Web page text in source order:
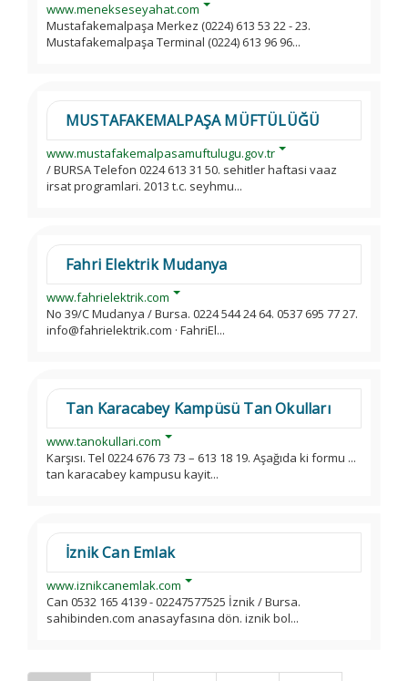
www.menekseseyahat.com
Mustafakemalpaşa Merkez (0224) 613 53 22 - 23.
Mustafakemalpaşa Terminal (0224) 613 96 96...
MUSTAFAKEMALPAŞA MÜFTÜLÜĞÜ
www.mustafakemalpasamuftulugu.gov.tr
/ BURSA Telefon 0224 613 31 50. sehitler haftasi vaaz
irsat programlari. 2013 t.c. seyhmu...
Fahri Elektrik Mudanya
www.fahrielektrik.com
No 39/C Mudanya / Bursa. 0224 544 24 64. 0537 695 77 27.
info@fahrielektrik.com · FahriEl...
Tan Karacabey Kampüsü Tan Okulları
www.tanokullari.com
Karşısı. Tel 0224 676 73 73 – 613 18 19. Aşağıda ki formu ...
tan karacabey kampusu kayit...
İznik Can Emlak
www.iznikcanemlak.com
Can 0532 165 4139 - 02247577525 İznik / Bursa.
sahibinden.com anasayfasına dön. iznik bol...